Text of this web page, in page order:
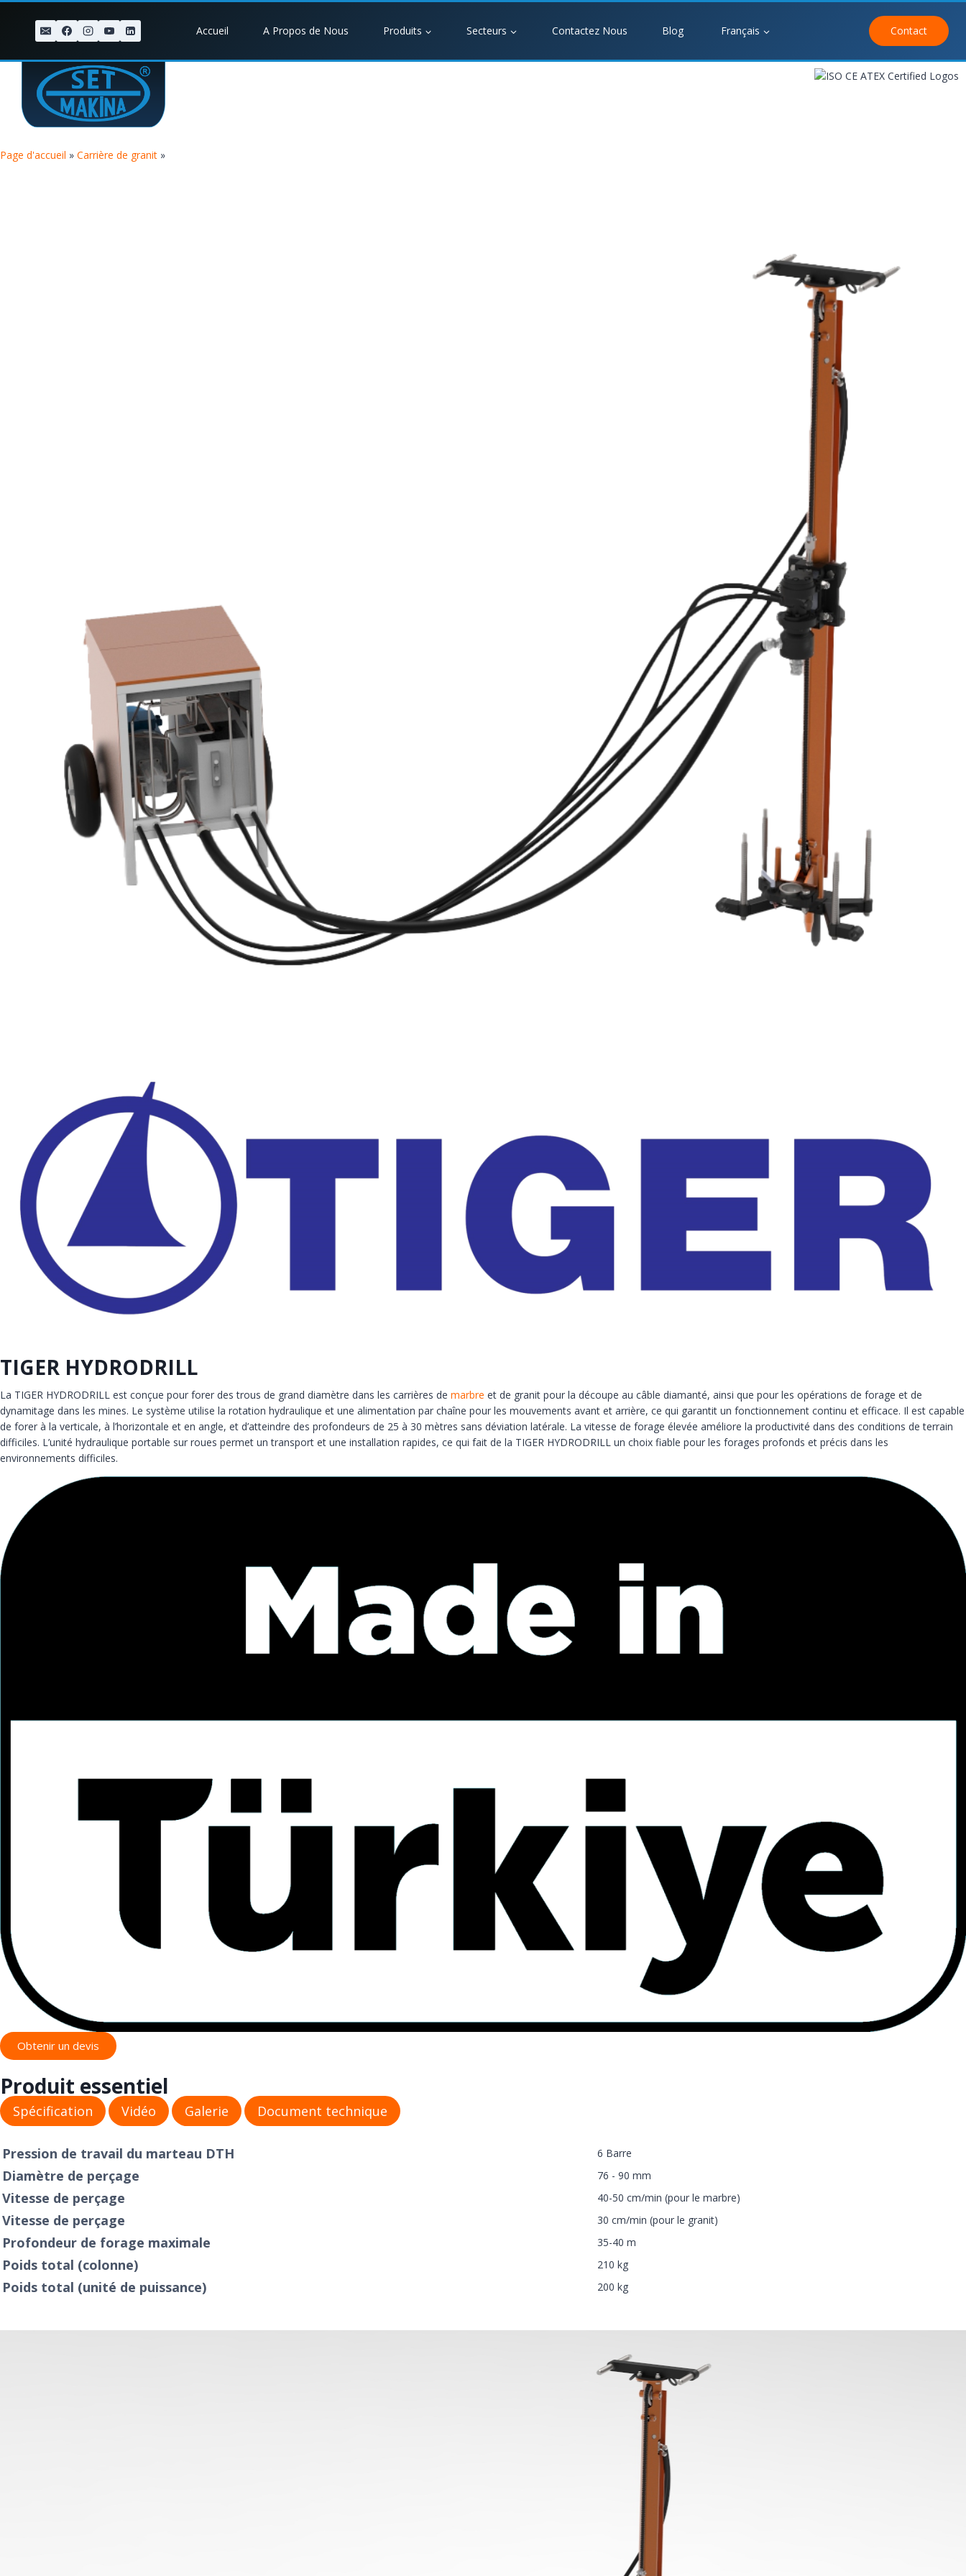
Accueil A Propos de Nous Produits Secteurs Contactez Nous Blog Français Contact
Page d'accueil » Carrière de granit »
TIGER HYDRODRILL
La TIGER HYDRODRILL est conçue pour forer des trous de grand diamètre dans les carrières de marbre et de granit pour la découpe au câble diamanté, ainsi que pour les opérations de forage et de
dynamitage dans les mines. Le système utilise la rotation hydraulique et une alimentation par chaîne pour les mouvements avant et arrière, ce qui garantit un fonctionnement continu et efficace. Il est capable
de forer à la verticale, à l’horizontale et en angle, et d’atteindre des profondeurs de 25 à 30 mètres sans déviation latérale. La vitesse de forage élevée améliore la productivité dans des conditions de terrain
difficiles. L’unité hydraulique portable sur roues permet un transport et une installation rapides, ce qui fait de la TIGER HYDRODRILL un choix fiable pour les forages profonds et précis dans les
environnements difficiles.
Obtenir un devis
Produit essentiel
Spécification Vidéo Galerie Document technique
Pression de travail du marteau DTH 6 Barre
Diamètre de perçage 76 - 90 mm
Vitesse de perçage 40-50 cm/min (pour le marbre)
Vitesse de perçage 30 cm/min (pour le granit)
Profondeur de forage maximale 35-40 m
Poids total (colonne) 210 kg
Poids total (unité de puissance) 200 kg